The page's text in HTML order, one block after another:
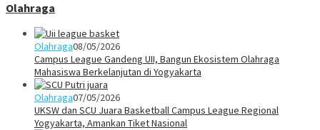
Olahraga
Olahraga08/05/2026
Campus League Gandeng UII, Bangun Ekosistem Olahraga
Mahasiswa Berkelanjutan di Yogyakarta
Olahraga07/05/2026
UKSW dan SCU Juara Basketball Campus League Regional
Yogyakarta, Amankan Tiket Nasional